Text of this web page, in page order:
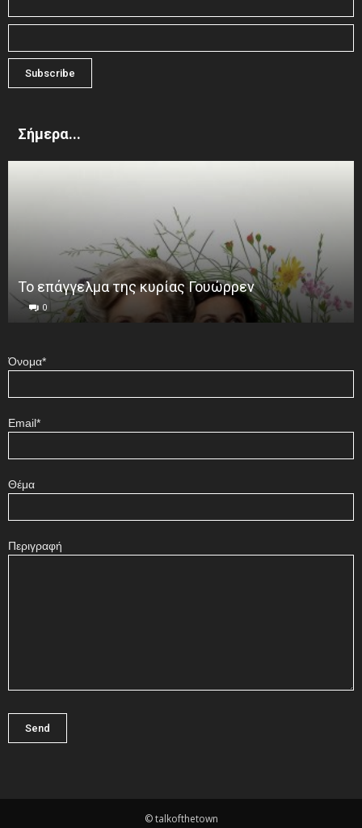
Σήμερα...
Το επάγγελμα της κυρίας Γουώρρεν
0
Όνομα*
Email*
Θέμα
Περιγραφή
© talkofthetown